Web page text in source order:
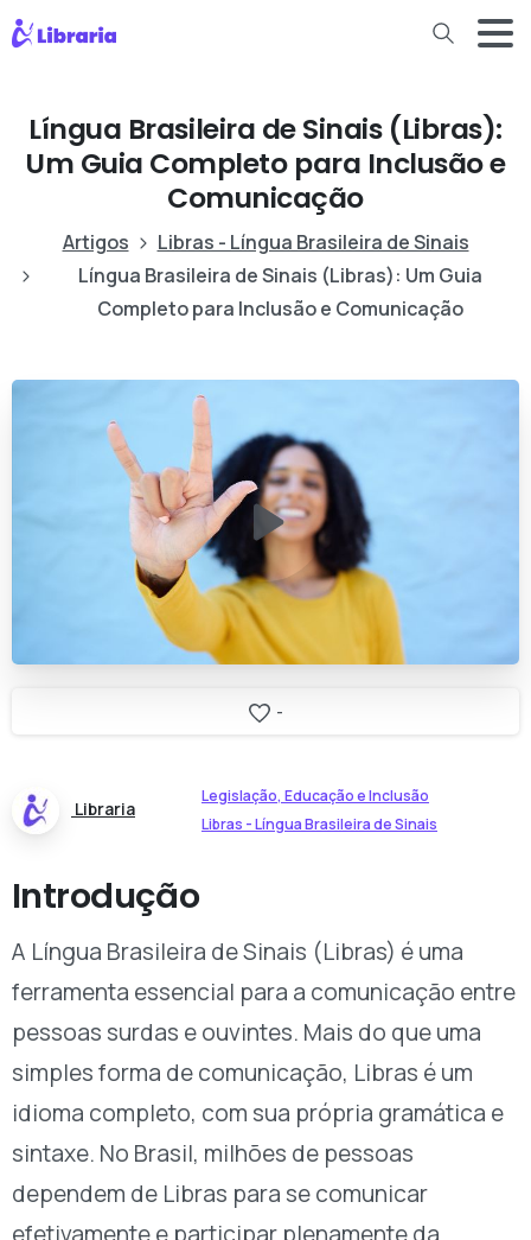
Língua Brasileira de Sinais (Libras):
Um Guia Completo para Inclusão e
Comunicação
Artigos
Libras - Língua Brasileira de Sinais
Língua Brasileira de Sinais (Libras): Um Guia
Completo para Inclusão e Comunicação
-
Libraria
Legislação, Educação e Inclusão
Libras - Língua Brasileira de Sinais
Introdução
A Língua Brasileira de Sinais (Libras) é uma
ferramenta essencial para a comunicação entre
pessoas surdas e ouvintes. Mais do que uma
simples forma de comunicação, Libras é um
idioma completo, com sua própria gramática e
sintaxe. No Brasil, milhões de pessoas
dependem de Libras para se comunicar